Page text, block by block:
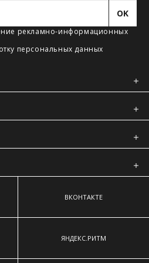
OK
рекламно-информационных
персональных данных
ВКОНТАКТЕ
ЯНДЕКС.РИТМ
через платежную систему